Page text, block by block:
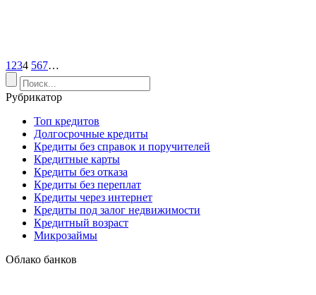
1234 567…
Рубрикатор
Топ кредитов
Долгосрочные кредиты
Кредиты без справок и поручителей
Кредитные карты
Кредиты без отказа
Кредиты без переплат
Кредиты через интернет
Кредиты под залог недвижимости
Кредитный возраст
Микрозаймы
Облако банков